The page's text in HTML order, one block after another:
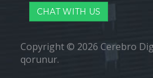
CHAT WITH US
Copyright © 2026 Cerebro
qorunur.